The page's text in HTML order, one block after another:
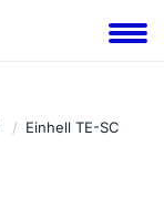
/ Einhell TE-SC